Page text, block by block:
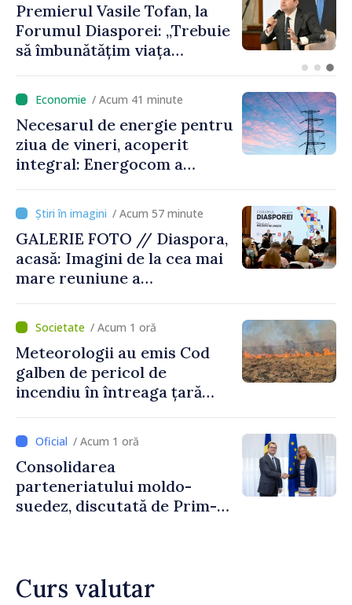
Un specialist din diaspora își
propune să revină în
Republica Moldova pentru a
registrului naval național
/ Acum 41 minute
Necesarul de energie pentru
ziua de vineri, acoperit
integral: Energocom a
/ Acum 57 minute
GALERIE FOTO // Diaspora,
acasă: Imagini de la cea mai
mare reuniune a
hotare
/ Acum 1 oră
Meteorologii au emis Cod
galben de pericol de
incendiu în întreaga țară
/ Acum 1 oră
Consolidarea
parteneriatului moldo-
suedez, discutată de Prim-
Curs valutar